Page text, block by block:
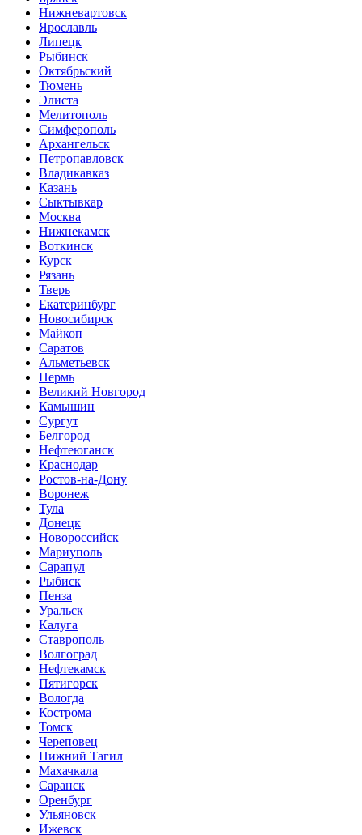
Нижневартовск
Ярославль
Липецк
Рыбинск
Октябрьский
Тюмень
Элиста
Мелитополь
Симферополь
Архангельск
Петропавловск
Владикавказ
Казань
Сыктывкар
Москва
Нижнекамск
Воткинск
Курск
Рязань
Тверь
Екатеринбург
Новосибирск
Майкоп
Саратов
Альметьевск
Пермь
Великий Новгород
Камышин
Сургут
Белгород
Нефтеюганск
Краснодар
Ростов-на-Дону
Воронеж
Тула
Донецк
Новороссийск
Мариуполь
Сарапул
Рыбиск
Пенза
Уральск
Калуга
Ставрополь
Волгоград
Нефтекамск
Пятигорск
Вологда
Кострома
Томск
Череповец
Нижний Тагил
Махачкала
Саранск
Оренбург
Ульяновск
Ижевск